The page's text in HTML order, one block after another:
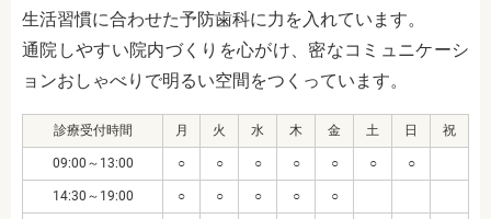
生活習慣に合わせた予防歯科に力を入れています。
通院しやすい院内づくりを心がけ、密なコミュニケーシ
ョンおしゃべりで明るい空間をつくっています。
診療受付時間 月 火 水 木 金 土 日 祝
09:00～13:00 ○ ○ ○ ○ ○ ○ ○
14:30～19:00 ○ ○ ○ ○ ○